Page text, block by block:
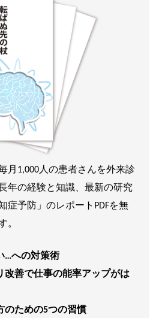
月1,000人の患者さんを外来診
年の経験と知識、最新の研究
症予防」のレポートPDFを無
。
…への対策術
改善で仕事の能率アップがは
のための5つの習慣